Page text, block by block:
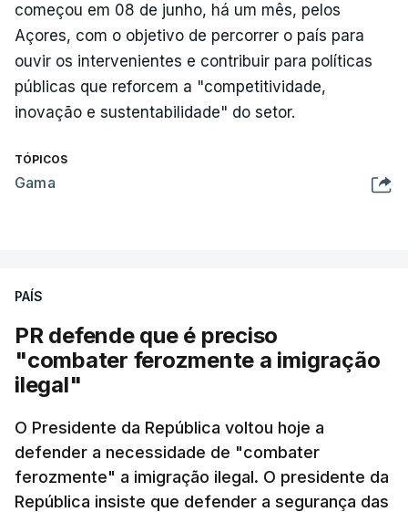
começou em 08 de junho, há um mês, pelos
Açores, com o objetivo de percorrer o país para
ouvir os intervenientes e contribuir para políticas
públicas que reforcem a "competitividade,
inovação e sustentabilidade" do setor.
TÓPICOS
Gama
PAÍS
PR defende que é preciso
"combater ferozmente a imigração
ilegal"
O Presidente da República voltou hoje a
defender a necessidade de "combater
ferozmente" a imigração ilegal. O presidente da
República insiste que defender a segurança das